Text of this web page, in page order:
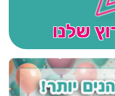
שלנו